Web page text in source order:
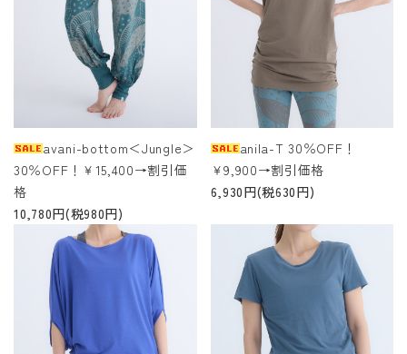
avani-bottom＜Jungle＞
30％OFF！￥15,400→割引価
格
10,780円(税980円)
anila-T 30％OFF！
￥9,900→割引価格
6,930円(税630円)